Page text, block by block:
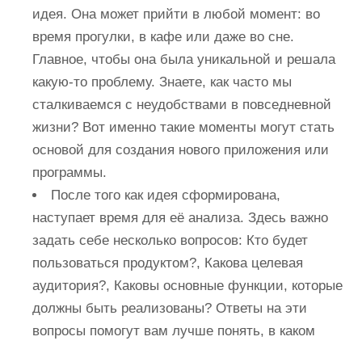
идея. Она может прийти в любой момент: во
время прогулки, в кафе или даже во сне.
Главное, чтобы она была уникальной и решала
какую-то проблему. Знаете, как часто мы
сталкиваемся с неудобствами в повседневной
жизни? Вот именно такие моменты могут стать
основой для создания нового приложения или
программы.
После того как идея сформирована,
наступает время для её анализа. Здесь важно
задать себе несколько вопросов: Кто будет
пользоваться продуктом?, Какова целевая
аудитория?, Каковы основные функции, которые
должны быть реализованы? Ответы на эти
вопросы помогут вам лучше понять, в каком